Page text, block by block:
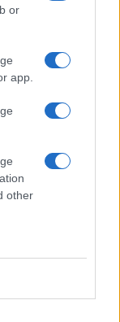
or
app.
other